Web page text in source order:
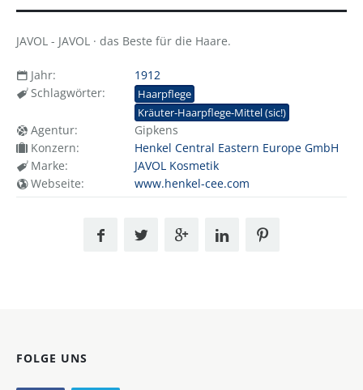
JAVOL - JAVOL · das Beste für die Haare.
Jahr:
1912
Schlagwörter:
Haarpflege
Kräuter-Haarpflege-Mittel (sic!)
Agentur:
Gipkens
Konzern:
Henkel Central Eastern Europe GmbH
Marke:
JAVOL Kosmetik
Webseite:
www.henkel-cee.com
FOLGE UNS